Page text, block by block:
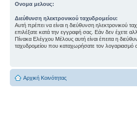
Ονομα μελους:
Διεύθυνση ηλεκτρονικού ταχυδρομείου:
Αυτή πρέπει να είναι η διεύθυνση ηλεκτρονικού
επιλέξατε κατά την εγγραφή σας. Εάν δεν έχετε
Πίνακα Ελέγχου Μέλους αυτή είναι έπειτα η
ταχυδρομείου που καταχωρήσατε τον λογαριασμό
Αρχική Κοινότητας